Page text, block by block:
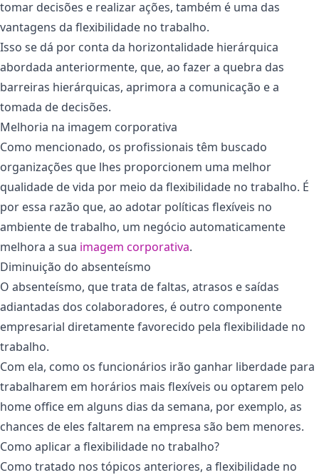
tomar decisões e realizar ações, também é uma das
vantagens da flexibilidade no trabalho.
Isso se dá por conta da horizontalidade hierárquica
abordada anteriormente, que, ao fazer a quebra das
barreiras hierárquicas, aprimora a comunicação e a
tomada de decisões.
Melhoria na imagem corporativa
Como mencionado, os profissionais têm buscado
organizações que lhes proporcionem uma melhor
qualidade de vida por meio da flexibilidade no trabalho. É
por essa razão que, ao adotar políticas flexíveis no
ambiente de trabalho, um negócio automaticamente
melhora a sua imagem corporativa.
Diminuição do absenteísmo
O absenteísmo, que trata de faltas, atrasos e saídas
adiantadas dos colaboradores, é outro componente
empresarial diretamente favorecido pela flexibilidade no
trabalho.
Com ela, como os funcionários irão ganhar liberdade para
trabalharem em horários mais flexíveis ou optarem pelo
home office em alguns dias da semana, por exemplo, as
chances de eles faltarem na empresa são bem menores.
Como aplicar a flexibilidade no trabalho?
Como tratado nos tópicos anteriores, a flexibilidade no